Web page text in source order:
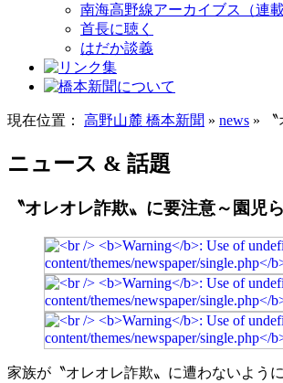
南海高野線アーカイブス（連載
首長に聴く
はだか談義
現在位置： 高野山麓 橋本新聞 » news » 〝
ニュース & 話題
〝オレオレ詐欺〟に要注意～園児
家族が〝オレオレ詐欺〟に遭わないよう